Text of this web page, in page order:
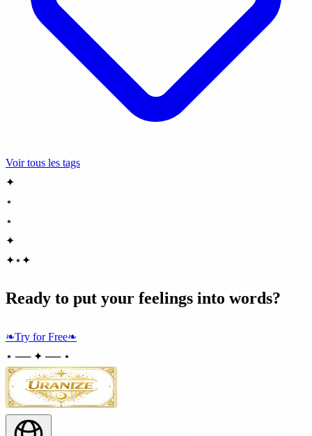
Voir tous les tags
✦
⋆
⋆
✦
✦⋆✦
Ready to put your feelings into words?
❧Try for Free❧
⋆ ── ✦ ── ⋆